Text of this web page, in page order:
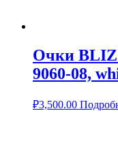
Очки
9060-08,
₽3,500.00